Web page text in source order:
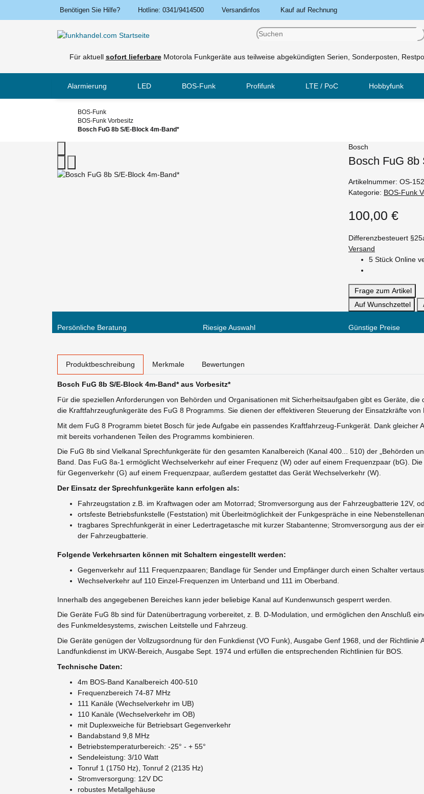
Benötigen Sie Hilfe? Hotline: 0341/9414500 Versandinfos Kauf auf Rechnung
Für aktuell sofort lieferbareMotorola Funkgeräte aus teilweise abgekündigten Serien, Sonderposten,
Alarmierung LED BOS-Funk Profifunk LTE / PoC Hobbyfunk
BOS-Funk
BOS-Funk Vorbesitz
Bosch FuG 8b S/E-Block 4m-Band*
Bosch
Bosch FuG 8b
Artikelnummer: OS-
Kategorie: BOS-Funk
100,00 €
Differenzbesteuert
Versand
5 Stück Online
Frage zum Artikel
Auf Wunschzettel
Persönliche Beratung Riesige Auswahl Günstige Preise
Produktbeschreibung Merkmale Bewertungen
Bosch FuG 8b S/E-Block 4m-Band* aus Vorbesitz*
Für die speziellen Anforderungen von Behörden und Organisationen mit Sicherheitsaufgaben gibt es Geräte,
die Kraftfahrzeugfunkgeräte des FuG 8 Programms. Sie dienen der effektiveren Steuerung der Einsatzkräfte von
Mit dem FuG 8 Programm bietet Bosch für jede Aufgabe ein passendes Kraftfahrzeug-Funkgerät. Dank gleicher
mit bereits vorhandenen Teilen des Programms kombinieren.
Die FuG 8b sind Vielkanal­ Sprechfunkgeräte für den gesamten Kanalbereich (Kanal 400... 510) der „Behörden
Band. Das FuG 8a-1 ermöglicht Wechselverkehr auf einer Frequenz (W) oder auf einem Frequenzpaar (bG).
für Gegenverkehr (G) auf einem Frequenzpaar, außerdem gestattet das Gerät Wechselverkehr (W).
Der Einsatz der Sprechfunkgeräte kann erfolgen als:
Fahrzeugstation z.B. im Kraftwagen oder am Motorrad; Stromversorgung aus der Fahrzeugbatterie 12V,
ortsfeste Betriebsfunkstelle (Feststation) mit Überleitmöglichkeit der Funkgespräche in eine
tragbares Sprechfunkgerät in einer Ledertragetasche mit kurzer Stabantenne; Stromversorgung aus der
der Fahrzeugbatterie.
Folgende Verkehrsarten können mit Schaltern eingestellt werden:
Gegenverkehr auf 111 Frequenzpaaren; Bandlage für Sender und Empfänger durch einen Schalter
Wechselverkehr auf 110 Einzel-Frequenzen im Unterband und 111 im Oberband.
Innerhalb des angegebenen Bereiches kann jeder beliebige Kanal auf Kundenwunsch gesperrt werden.
Die Geräte FuG 8b sind für Datenübertragung vorbereitet, z. B. D-Modulation, und ermöglichen den Anschluß
des Funkmeldesystems, zwischen Leitstelle und Fahrzeug.
Die Geräte genügen der Vollzugsordnung für den Funkdienst (VO Funk), Ausgabe Genf 1968, und der
Landfunkdienst im UKW-Bereich, Ausgabe Sept. 1974 und erfüllen die entsprechenden Richtlinien für BOS­.
Technische Daten:
4m BOS-Band Kanalbereich 400-510
Frequenzbereich 74-87 MHz
111 Kanäle (Wechselverkehr im UB)
110 Kanäle (Wechselverkehr im OB)
mit Duplexweiche für Betriebsart Gegenverkehr
Bandabstand 9,8 MHz
Betriebstemperaturbereich: -25° - + 55°
Sendeleistung: 3/10 Watt
Tonruf 1 (1750 Hz), Tonruf 2 (2135 Hz)
Stromversorgung: 12V DC
robustes Metallgehäuse